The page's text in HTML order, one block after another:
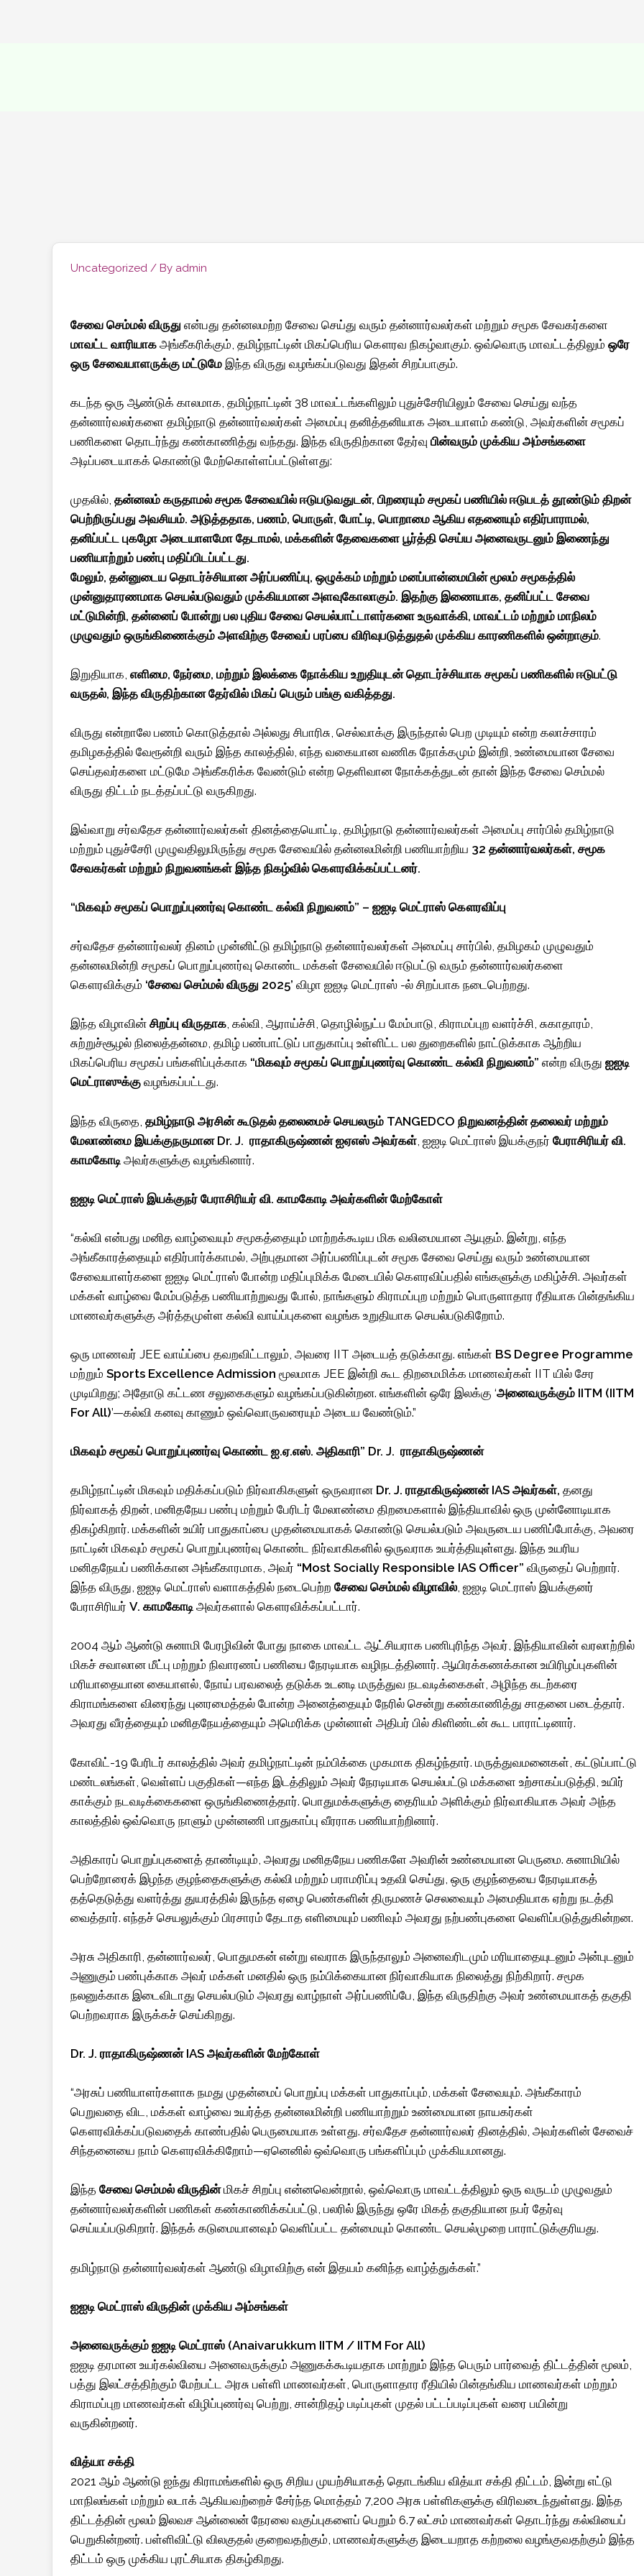
Uncategorized / By admin
சேவை செம்மல் விருது என்பது தன்னலமற்ற சேவை செய்து வரும் தன்னார்வலர்கள் மற்றும் சமூக சேவகர்களை
மாவட்ட வாரியாக அங்கீகரிக்கும், தமிழ்நாட்டின் மிகப்பெரிய கௌரவ நிகழ்வாகும். ஒவ்வொரு மாவட்டத்திலும் ஒரே
ஒரு சேவையாளருக்கு மட்டுமே இந்த விருது வழங்கப்படுவது இதன் சிறப்பாகும்.
கடந்த ஒரு ஆண்டுக் காலமாக, தமிழ்நாட்டின் 38 மாவட்டங்களிலும் புதுச்சேரியிலும் சேவை செய்து வந்த
தன்னார்வலர்களை தமிழ்நாடு தன்னார்வலர்கள் அமைப்பு தனித்தனியாக அடையாளம் கண்டு, அவர்களின் சமூகப்
பணிகளை தொடர்ந்து கண்காணித்து வந்தது. இந்த விருதிற்கான தேர்வு பின்வரும் முக்கிய அம்சங்களை
அடிப்படையாகக் கொண்டு மேற்கொள்ளப்பட்டுள்ளது:
முதலில், தன்னலம் கருதாமல் சமூக சேவையில் ஈடுபடுவதுடன், பிறரையும் சமூகப் பணியில் ஈடுபடத் தூண்டும் திறன்
பெற்றிருப்பது அவசியம். அடுத்ததாக, பணம், பொருள், போட்டி, பொறாமை ஆகிய எதனையும் எதிர்பாராமல்,
தனிப்பட்ட புகழோ அடையாளமோ தேடாமல், மக்களின் தேவைகளை பூர்த்தி செய்ய அனைவருடனும் இணைந்து
பணியாற்றும் பண்பு மதிப்பிடப்பட்டது.
மேலும், தன்னுடைய தொடர்ச்சியான அர்ப்பணிப்பு, ஒழுக்கம் மற்றும் மனப்பான்மையின் மூலம் சமூகத்தில்
முன்னுதாரணமாக செயல்படுவதும் முக்கியமான அளவுகோலாகும். இதற்கு இணையாக, தனிப்பட்ட சேவை
மட்டுமின்றி, தன்னைப் போன்று பல புதிய சேவை செயல்பாட்டாளர்களை உருவாக்கி, மாவட்டம் மற்றும் மாநிலம்
முழுவதும் ஒருங்கிணைக்கும் அளவிற்கு சேவைப் பரப்பை விரிவுபடுத்துதல் முக்கிய காரணிகளில் ஒன்றாகும்.
இறுதியாக, எளிமை, நேர்மை, மற்றும் இலக்கை நோக்கிய உறுதியுடன் தொடர்ச்சியாக சமூகப் பணிகளில் ஈடுபட்டு
வருதல், இந்த விருதிற்கான தேர்வில் மிகப் பெரும் பங்கு வகித்தது.
விருது என்றாலே பணம் கொடுத்தால் அல்லது சிபாரிசு, செல்வாக்கு இருந்தால் பெற முடியும் என்ற கலாச்சாரம்
தமிழகத்தில் வேரூன்றி வரும் இந்த காலத்தில், எந்த வகையான வணிக நோக்கமும் இன்றி, உண்மையான சேவை
செய்தவர்களை மட்டுமே அங்கீகரிக்க வேண்டும் என்ற தெளிவான நோக்கத்துடன் தான் இந்த சேவை செம்மல்
விருது திட்டம் நடத்தப்பட்டு வருகிறது.
இவ்வாறு சர்வதேச தன்னார்வலர்கள் தினத்தையொட்டி, தமிழ்நாடு தன்னார்வலர்கள் அமைப்பு சார்பில் தமிழ்நாடு
மற்றும் புதுச்சேரி முழுவதிலுமிருந்து சமூக சேவையில் தன்னலமின்றி பணியாற்றிய 32 தன்னார்வலர்கள், சமூக
சேவகர்கள் மற்றும் நிறுவனங்கள் இந்த நிகழ்வில் கௌரவிக்கப்பட்டனர்.
“மிகவும் சமூகப் பொறுப்புணர்வு கொண்ட கல்வி நிறுவனம்” – ஐஐடி மெட்ராஸ் கௌரவிப்பு
சர்வதேச தன்னார்வலர் தினம் முன்னிட்டு தமிழ்நாடு தன்னார்வலர்கள் அமைப்பு சார்பில், தமிழகம் முழுவதும்
தன்னலமின்றி சமூகப் பொறுப்புணர்வு கொண்ட மக்கள் சேவையில் ஈடுபட்டு வரும் தன்னார்வலர்களை
கௌரவிக்கும் ‘சேவை செம்மல் விருது 2025’ விழா ஐஐடி மெட்ராஸ் -ல் சிறப்பாக நடைபெற்றது.
இந்த விழாவின் சிறப்பு விருதாக, கல்வி, ஆராய்ச்சி, தொழில்நுட்ப மேம்பாடு, கிராமப்புற வளர்ச்சி, சுகாதாரம்,
சுற்றுச்சூழல் நிலைத்தன்மை, தமிழ் பண்பாட்டுப் பாதுகாப்பு உள்ளிட்ட பல துறைகளில் நாட்டுக்காக ஆற்றிய
மிகப்பெரிய சமூகப் பங்களிப்புக்காக “மிகவும் சமூகப் பொறுப்புணர்வு கொண்ட கல்வி நிறுவனம்” என்ற விருது ஐஐடி
மெட்ராஸுக்கு வழங்கப்பட்டது.
இந்த விருதை, தமிழ்நாடு அரசின் கூடுதல் தலைமைச் செயலரும் TANGEDCO நிறுவனத்தின் தலைவர் மற்றும்
மேலாண்மை இயக்குநருமான Dr. J. ராதாகிருஷ்ணன் ஐஏஎஸ் அவர்கள் , ஐஐடி மெட்ராஸ் இயக்குநர் பேராசிரியர் வி.
காமகோடி அவர்களுக்கு வழங்கினார்.
ஐஐடி மெட்ராஸ் இயக்குநர் பேராசிரியர் வி. காமகோடி அவர்களின் மேற்கோள்
“கல்வி என்பது மனித வாழ்வையும் சமூகத்தையும் மாற்றக்கூடிய மிக வலிமையான ஆயுதம். இன்று, எந்த
அங்கீகாரத்தையும் எதிர்பார்க்காமல், அற்புதமான அர்ப்பணிப்புடன் சமூக சேவை செய்து வரும் உண்மையான
சேவையாளர்களை ஐஐடி மெட்ராஸ் போன்ற மதிப்புமிக்க மேடையில் கௌரவிப்பதில் எங்களுக்கு மகிழ்ச்சி. அவர்கள்
மக்கள் வாழ்வை மேம்படுத்த பணியாற்றுவது போல், நாங்களும் கிராமப்புற மற்றும் பொருளாதார ரீதியாக பின்தங்கிய
மாணவர்களுக்கு அர்த்தமுள்ள கல்வி வாய்ப்புகளை வழங்க உறுதியாக செயல்படுகிறோம்.
ஒரு மாணவர் JEE வாய்ப்பை தவறவிட்டாலும், அவரை IIT அடையத் தடுக்காது. எங்கள் BS Degree Programme
மற்றும் Sports Excellence Admission மூலமாக JEE இன்றி கூட திறமைமிக்க மாணவர்கள் IIT யில் சேர
முடியிறது; அதோடு கட்டண சலுகைகளும் வழங்கப்படுகின்றன. எங்களின் ஒரே இலக்கு ‘அனைவருக்கும் IITM (IITM
For All)’—கல்வி கனவு காணும் ஒவ்வொருவரையும் அடைய வேண்டும்.”
மிகவும் சமூகப் பொறுப்புணர்வு கொண்ட ஐ.ஏ.எஸ். அதிகாரி” Dr. J. ராதாகிருஷ்ணன்
தமிழ்நாட்டின் மிகவும் மதிக்கப்படும் நிர்வாகிகளுள் ஒருவரான Dr. J. ராதாகிருஷ்ணன் IAS அவர்கள், தனது
நிர்வாகத் திறன், மனிதநேய பண்பு மற்றும் பேரிடர் மேலாண்மை திறமைகளால் இந்தியாவில் ஒரு முன்னோடியாக
திகழ்கிறார். மக்களின் உயிர் பாதுகாப்பை முதன்மையாகக் கொண்டு செயல்படும் அவருடைய பணிப்போக்கு, அவரை
நாட்டின் மிகவும் சமூகப் பொறுப்புணர்வு கொண்ட நிர்வாகிகளில் ஒருவராக உயர்த்தியுள்ளது. இந்த உயரிய
மனிதநேயப் பணிக்கான அங்கீகாரமாக, அவர் “Most Socially Responsible IAS Officer” விருதைப் பெற்றார்.
இந்த விருது, ஐஐடி மெட்ராஸ் வளாகத்தில் நடைபெற்ற சேவை செம்மல் விழாவில், ஐஐடி மெட்ராஸ் இயக்குனர்
பேராசிரியர் V. காமகோடி அவர்களால் கௌரவிக்கப்பட்டார்.
2004 ஆம் ஆண்டு சுனாமி பேரழிவின் போது நாகை மாவட்ட ஆட்சியராக பணிபுரிந்த அவர், இந்தியாவின் வரலாற்றில்
மிகச் சவாலான மீட்பு மற்றும் நிவாரணப் பணியை நேரடியாக வழிநடத்தினார். ஆயிரக்கணக்கான உயிரிழப்புகளின்
மரியாதையான கையாளல், நோய் பரவலைத் தடுக்க உடனடி மருத்துவ நடவடிக்கைகள், அழிந்த கடற்கரை
கிராமங்களை விரைந்து புனரமைத்தல் போன்ற அனைத்தையும் நேரில் சென்று கண்காணித்து சாதனை படைத்தார்.
அவரது வீரத்தையும் மனிதநேயத்தையும் அமெரிக்க முன்னாள் அதிபர் பில் கிளிண்டன் கூட பாராட்டினார்.
கோவிட்-19 பேரிடர் காலத்தில் அவர் தமிழ்நாட்டின் நம்பிக்கை முகமாக திகழ்ந்தார். மருத்துவமனைகள், கட்டுப்பாட்டு
மண்டலங்கள், வெள்ளப் பகுதிகள்—எந்த இடத்திலும் அவர் நேரடியாக செயல்பட்டு மக்களை உற்சாகப்படுத்தி, உயிர்
காக்கும் நடவடிக்கைகளை ஒருங்கிணைத்தார். பொதுமக்களுக்கு தைரியம் அளிக்கும் நிர்வாகியாக அவர் அந்த
காலத்தில் ஒவ்வொரு நாளும் முன்னணி பாதுகாப்பு வீரராக பணியாற்றினார்.
அதிகாரப் பொறுப்புகளைத் தாண்டியும், அவரது மனிதநேய பணிகளே அவரின் உண்மையான பெருமை. சுனாமியில்
பெற்றோரைக் இழந்த குழந்தைகளுக்கு கல்வி மற்றும் பராமரிப்பு உதவி செய்து, ஒரு குழந்தையை நேரடியாகத்
தத்தெடுத்து வளர்த்து துயரத்தில் இருந்த ஏழை பெண்களின் திருமணச் செலவையும் அமைதியாக ஏற்று நடத்தி
வைத்தார். எந்தச் செயலுக்கும் பிரசாரம் தேடாத எளிமையும் பணிவும் அவரது நற்பண்புகளை வெளிப்படுத்துகின்றன.
அரசு அதிகாரி, தன்னார்வலர், பொதுமகன் என்று எவராக இருந்தாலும் அனைவரிடமும் மரியாதையுடனும் அன்புடனும்
அணுகும் பண்புக்காக அவர் மக்கள் மனதில் ஒரு நம்பிக்கையான நிர்வாகியாக நிலைத்து நிற்கிறார். சமூக
நலனுக்காக இடைவிடாது செயல்படும் அவரது வாழ்நாள் அர்ப்பணிப்பே, இந்த விருதிற்கு அவர் உண்மையாகத் தகுதி
பெற்றவராக இருக்கச் செய்கிறது.
Dr. J. ராதாகிருஷ்ணன் IAS அவர்களின் மேற்கோள்
“அரசுப் பணியாளர்களாக நமது முதன்மைப் பொறுப்பு மக்கள் பாதுகாப்பும், மக்கள் சேவையும். அங்கீகாரம்
பெறுவதை விட, மக்கள் வாழ்வை உயர்த்த தன்னலமின்றி பணியாற்றும் உண்மையான நாயகர்கள்
கௌரவிக்கப்படுவதைக் காண்பதில் பெருமையாக உள்ளது. சர்வதேச தன்னார்வலர் தினத்தில், அவர்களின் சேவைச்
சிந்தனையை நாம் கௌரவிக்கிறோம்—ஏனெனில் ஒவ்வொரு பங்களிப்பும் முக்கியமானது.
இந்த சேவை செம்மல் விருதின்மிகச் சிறப்பு என்னவென்றால், ஒவ்வொரு மாவட்டத்திலும் ஒரு வருடம் முழுவதும்
தன்னார்வலர்களின் பணிகள் கண்காணிக்கப்பட்டு, பலரில் இருந்து ஒரே மிகத் தகுதியான நபர் தேர்வு
செய்யப்படுகிறார். இந்தக் கடுமையானவும் வெளிப்பட்ட தன்மையும் கொண்ட செயல்முறை பாராட்டுக்குரியது.
தமிழ்நாடு தன்னார்வலர்கள் ஆண்டு விழாவிற்கு என் இதயம் கனிந்த வாழ்த்துக்கள்.”
ஐஐடி மெட்ராஸ் விருதின் முக்கிய அம்சங்கள்
அனைவருக்கும் ஐஐடி மெட்ராஸ் (Anaivarukkum IITM / IITM For All)
ஐஐடி தரமான உயர்கல்வியை அனைவருக்கும் அணுகக்கூடியதாக மாற்றும் இந்த பெரும் பார்வைத் திட்டத்தின் மூலம்,
பத்து இலட்சத்திற்கும் மேற்பட்ட அரசு பள்ளி மாணவர்கள், பொருளாதார ரீதியில் பின்தங்கிய மாணவர்கள் மற்றும்
கிராமப்புற மாணவர்கள் விழிப்புணர்வு பெற்று, சான்றிதழ் படிப்புகள் முதல் பட்டப்படிப்புகள் வரை பயின்று
வருகின்றனர்.
வித்யா சக்தி
2021 ஆம் ஆண்டு ஐந்து கிராமங்களில் ஒரு சிறிய முயற்சியாகத் தொடங்கிய வித்யா சக்தி திட்டம், இன்று எட்டு
மாநிலங்கள் மற்றும் லடாக் ஆகியவற்றைச் சேர்ந்த மொத்தம் 7,200 அரசு பள்ளிகளுக்கு விரிவடைந்துள்ளது. இந்த
திட்டத்தின் மூலம் இலவச ஆன்லைன் நேரலை வகுப்புகளைப் பெறும் 6.7 லட்சம் மாணவர்கள் தொடர்ந்து கல்வியைப்
பெறுகின்றனர். பள்ளிவிட்டு விலகுதல் குறைவதற்கும், மாணவர்களுக்கு இடையறாத கற்றலை வழங்குவதற்கும் இந்த
திட்டம் ஒரு முக்கிய புரட்சியாக திகழ்கிறது.